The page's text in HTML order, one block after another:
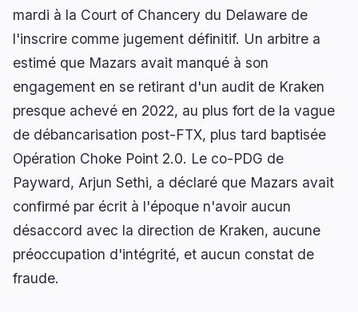
Institutionnel 9
Financement 1
Paiements 2
Partenariats 1
Adoption 2
Bitcoin
Ethereum 0
Solana
BNB 0
Autres Chaînes 0
Tendances actuelles
BULLISH il y a 15 minutes
La clause éthique sur la crypto de Trump
pourrait débloquer une réglementation
mardi à la Court of Chancery du Delaware de
l'inscrire comme jugement définitif. Un arbitre a
estimé que Mazars avait manqué à son
engagement en se retirant d'un audit de Kraken
presque achevé en 2022, au plus fort de la vague
de débancarisation post-FTX, plus tard baptisée
Opération Choke Point 2.0. Le co-PDG de
Payward, Arjun Sethi, a déclaré que Mazars avait
confirmé par écrit à l'époque n'avoir aucun
désaccord avec la direction de Kraken, aucune
préoccupation d'intégrité, et aucun constat de
fraude.